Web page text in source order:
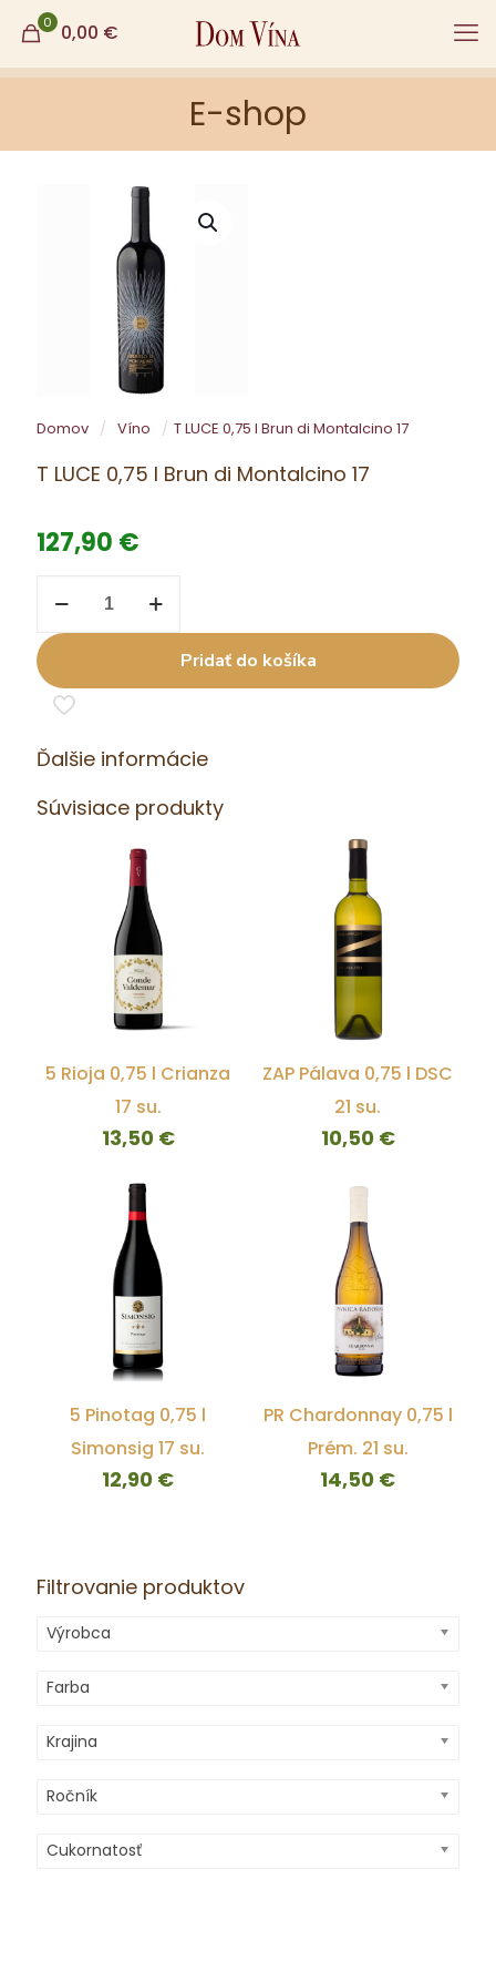
0 0,00 €
E-shop
Domov / Víno / T LUCE 0,75 l Brun di Montalcino 17
T LUCE 0,75 l Brun di Montalcino 17
127,90 €
0,75
l
Brun
17
Pridať do košíka
Ďalšie informácie
Súvisiace produkty
5 Rioja 0,75 l Crianza
17 su.
13,50 €
ZAP Pálava 0,75 l DSC
21 su.
10,50 €
5 Pinotag 0,75 l
Simonsig 17 su.
12,90 €
PR Chardonnay 0,75 l
Prém. 21 su.
14,50 €
Filtrovanie produktov
Výrobca
Farba
Krajina
Ročník
Cukornatosť